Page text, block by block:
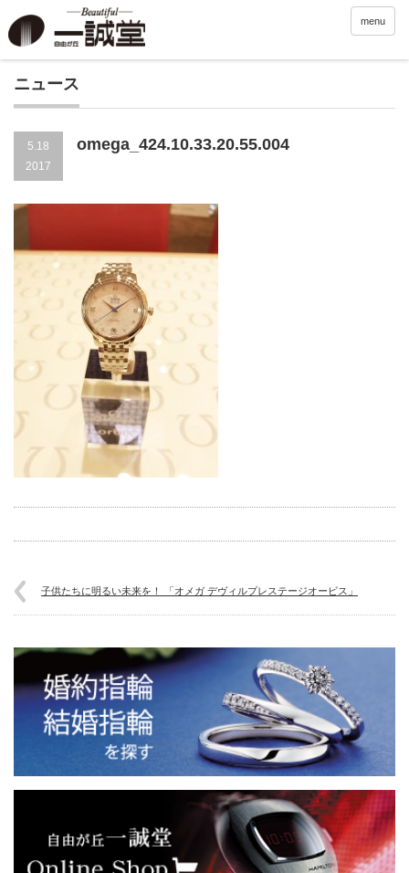
menu
ニュース
5.18
2017
omega_424.10.33.20.55.004
子供たちに明るい未来を！ 「オメガ デヴィルプレステージオービス」